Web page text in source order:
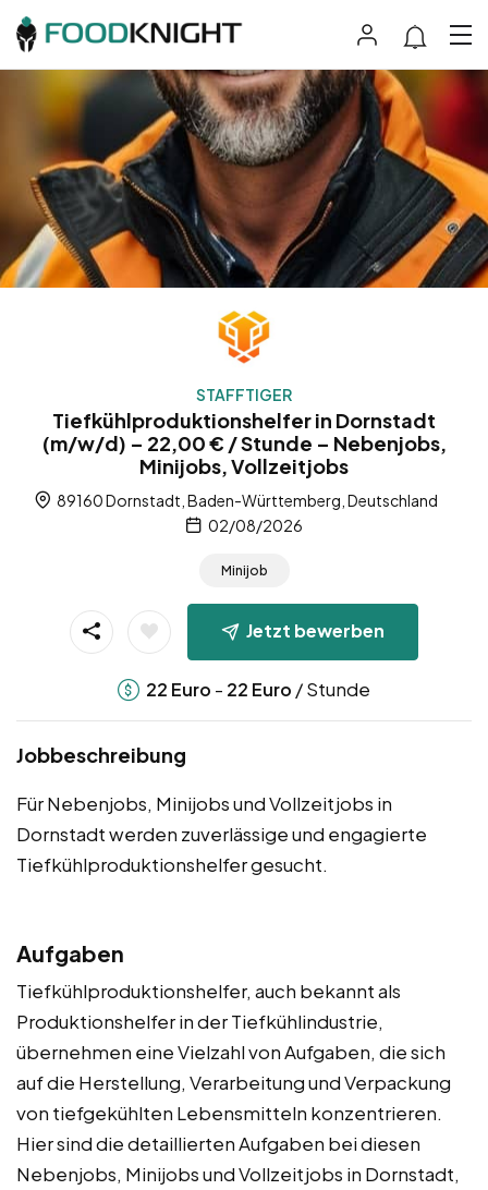
STAFFTIGER
Tiefkühlproduktionshelfer in Dornstadt
(m/w/d) – 22,00 € / Stunde – Nebenjobs,
Minijobs, Vollzeitjobs
89160 Dornstadt, Baden-Württemberg, Deutschland
02/08/2026
Minijob
Jetzt bewerben
22 Euro - 22 Euro / Stunde
Jobbeschreibung
Für Nebenjobs, Minijobs und Vollzeitjobs in
Dornstadt werden zuverlässige und engagierte
Tiefkühlproduktionshelfer gesucht.
Aufgaben
Tiefkühlproduktionshelfer, auch bekannt als
Produktionshelfer in der Tiefkühlindustrie,
übernehmen eine Vielzahl von Aufgaben, die sich
auf die Herstellung, Verarbeitung und Verpackung
von tiefgekühlten Lebensmitteln konzentrieren.
Hier sind die detaillierten Aufgaben bei diesen
Nebenjobs, Minijobs und Vollzeitjobs in Dornstadt,